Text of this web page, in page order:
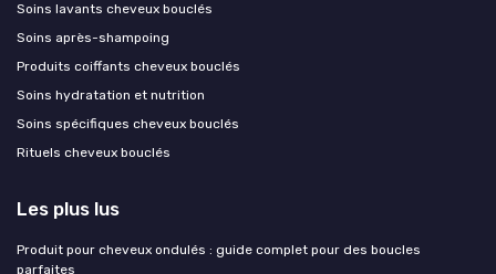
Soins lavants cheveux bouclés
Soins après-shampoing
Produits coiffants cheveux bouclés
Soins hydratation et nutrition
Soins spécifiques cheveux bouclés
Rituels cheveux bouclés
Les plus lus
Produit pour cheveux ondulés : guide complet pour des boucles
parfaites